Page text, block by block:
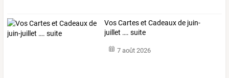
Vos Cartes et Cadeaux de juin-
juillet …. suite
7 août 2026